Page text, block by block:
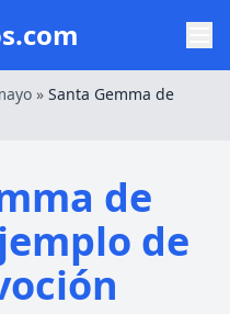
» Santa Gemma de
de
de